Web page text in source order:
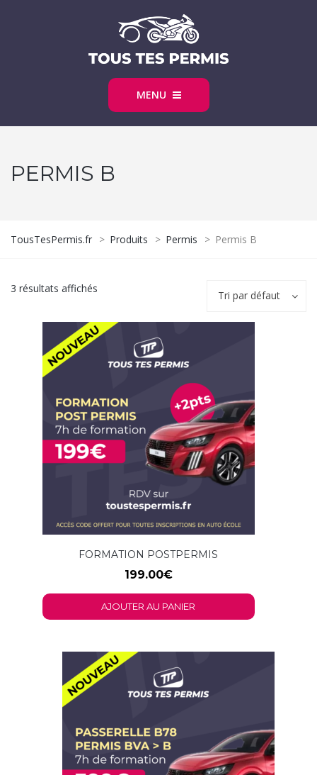
MENU
PERMIS B
TousTesPermis.fr > Produits > Permis > Permis B
3 résultats affichés
Tri par défaut
FORMATION POSTPERMIS
199.00€
AJOUTER AU PANIER